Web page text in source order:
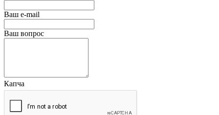
Ваш e-mail
Ваш вопрос
Капча